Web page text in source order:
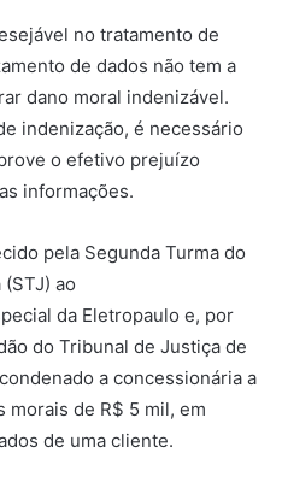
no tratamento de
de dados não tem a
dano moral indenizável.
indenização, é necessário
o efetivo prejuízo
informações.
pela Segunda Turma do
ao
da Eletropaulo e, por
do Tribunal de Justiça de
a concessionária a
morais de R$ 5 mil, em
de uma cliente.